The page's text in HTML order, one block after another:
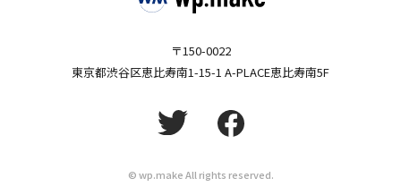
〒150-0022
東京都渋谷区恵比寿南1-15-1 A-PLACE恵比寿南5F
© wp.make All rights reserved.